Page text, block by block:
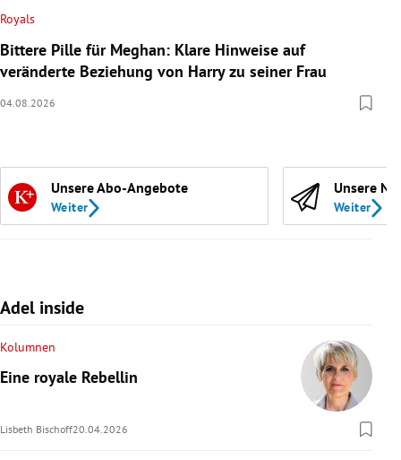
Royals
Bittere Pille für Meghan: Klare Hinweise auf
veränderte Beziehung von Harry zu seiner Frau
04.08.2026
Unsere Abo-Angebote
Weiter
Unsere
Weiter
Adel inside
Kolumnen
Eine royale Rebellin
Lisbeth Bischoff20.04.2026